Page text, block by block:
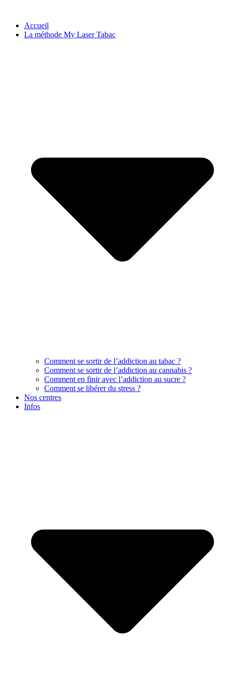
Accueil
La méthode My Laser Tabac
Comment se sortir de l’addiction au tabac ?
Comment se sortir de l’addiction au cannabis ?
Comment en finir avec l’addiction au sucre ?
Comment se libérer du stress ?
Nos centres
Infos